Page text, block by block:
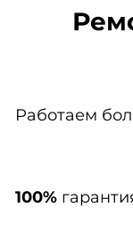
Работаем
100%